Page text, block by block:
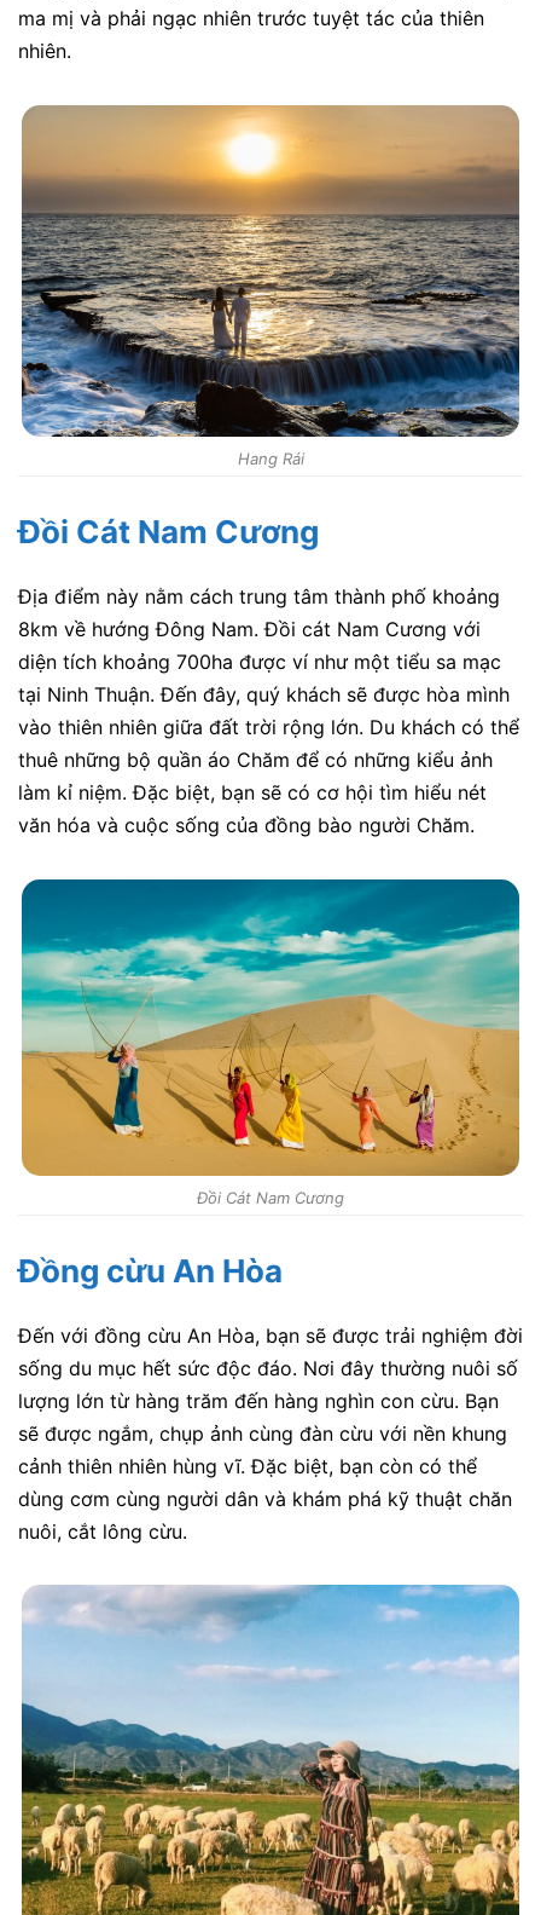
ma mị và phải ngạc nhiên trước tuyệt tác của thiên
nhiên.
Hang Rái
Đồi Cát Nam Cương
Địa điểm này nằm cách trung tâm thành phố khoảng
8km về hướng Đông Nam. Đồi cát Nam Cương với
diện tích khoảng 700ha được ví như một tiểu sa mạc
tại Ninh Thuận. Đến đây, quý khách sẽ được hòa mình
vào thiên nhiên giữa đất trời rộng lớn. Du khách có thể
thuê những bộ quần áo Chăm để có những kiểu ảnh
làm kỉ niệm. Đặc biệt, bạn sẽ có cơ hội tìm hiểu nét
văn hóa và cuộc sống của đồng bào người Chăm.
Đồi Cát Nam Cương
Đồng cừu An Hòa
Đến với đồng cừu An Hòa, bạn sẽ được trải nghiệm đời
sống du mục hết sức độc đáo. Nơi đây thường nuôi số
lượng lớn từ hàng trăm đến hàng nghìn con cừu. Bạn
sẽ được ngắm, chụp ảnh cùng đàn cừu với nền khung
cảnh thiên nhiên hùng vĩ. Đặc biệt, bạn còn có thể
dùng cơm cùng người dân và khám phá kỹ thuật chăn
nuôi, cắt lông cừu.